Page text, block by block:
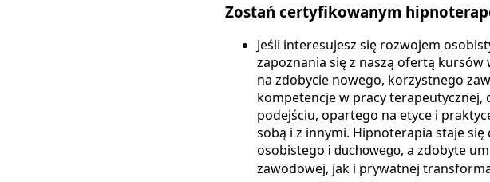
Zostań certyfikowanym
Jeśli interesujesz się rozwojem
zapoznania się z naszą ofertą kursów
na zdobycie nowego, korzystnego
kompetencje w pracy
podejściu, opartego na etyce i
sobą i z innymi. Hipnoterapia staje
osobistego i duchowego, a zdobyte
zawodowej, jak i prywatnej